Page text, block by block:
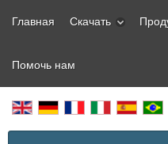
Главная Скачать
Помочь нам